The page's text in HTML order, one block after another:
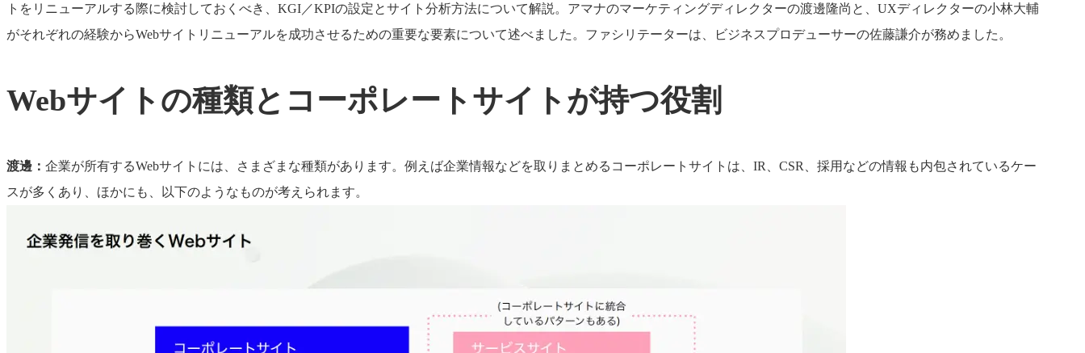
トをリニューアルする際に検討しておくべき、KGI／KPIの設定とサイト分析方法について解説。アマナのマーケティングディレクターの渡邊隆尚と、UXディレクターの小林大輔
がそれぞれの経験からWebサイトリニューアルを成功させるための重要な要素について述べました。ファシリテーターは、ビジネスプロデューサーの佐藤謙介が務めました。
Webサイトの種類とコーポレートサイトが持つ役割
渡邊： 企業が所有するWebサイトには、さまざまな種類があります。例えば企業情報などを取りまとめるコーポレートサイトは、IR、CSR、採用などの情報も内包されているケー
スが多くあり、ほかにも、以下のようなものが考えられます。